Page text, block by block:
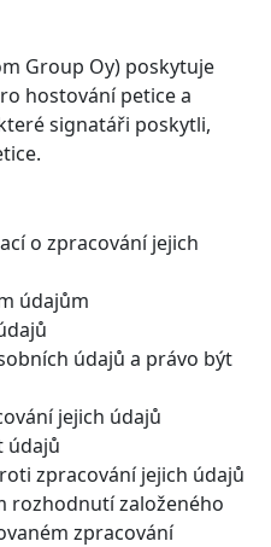
Group Oy) poskytuje
hostování petice a
signatáři poskytli,
o zpracování jejich
údajům
údajů a právo být
jejich údajů
údajů
zpracování jejich údajů
rozhodnutí založeného
zpracování